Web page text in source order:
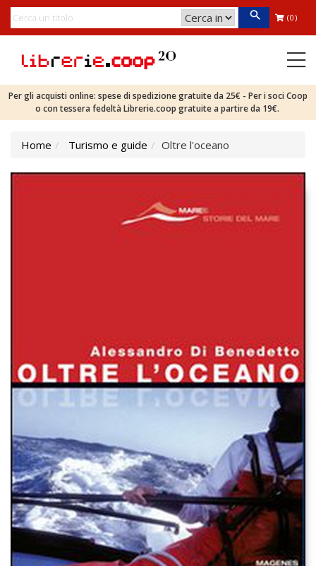
(0)
Per gli acquisti online: spese di spedizione gratuite da 25€ - Per i soci Coop
o con tessera fedeltà Librerie.coop gratuite a partire da 19€.
Home Turismo e guide Oltre l'oceano